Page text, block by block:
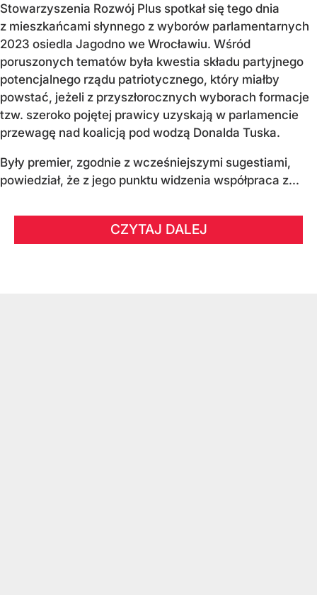
Stowarzyszenia Rozwój Plus spotkał się tego dnia
z mieszkańcami słynnego z wyborów parlamentarnych
2023 osiedla Jagodno we Wrocławiu. Wśród
poruszonych tematów była kwestia składu partyjnego
potencjalnego rządu patriotycznego, który miałby
powstać, jeżeli z przyszłorocznych wyborach formacje
tzw. szeroko pojętej prawicy uzyskają w parlamencie
przewagę nad koalicją pod wodzą Donalda Tuska.
Były premier, zgodnie z wcześniejszymi sugestiami,
powiedział, że z jego punktu widzenia współpraca z...
CZYTAJ DALEJ